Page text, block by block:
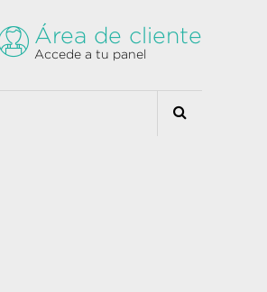
Área de cliente
Accede a tu panel